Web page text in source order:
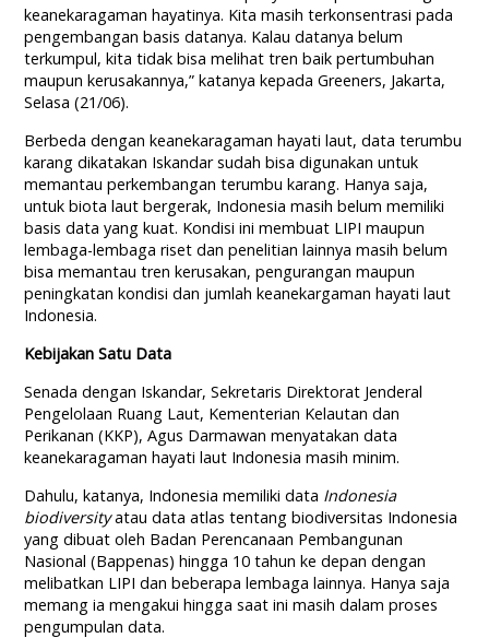
keanekaragaman hayatinya. Kita masih terkonsentrasi pada
pengembangan basis datanya. Kalau datanya belum
terkumpul, kita tidak bisa melihat tren baik pertumbuhan
maupun kerusakannya,” katanya kepada Greeners, Jakarta,
Selasa (21/06).
Berbeda dengan keanekaragaman hayati laut, data terumbu
karang dikatakan Iskandar sudah bisa digunakan untuk
memantau perkembangan terumbu karang. Hanya saja,
untuk biota laut bergerak, Indonesia masih belum memiliki
basis data yang kuat. Kondisi ini membuat LIPI maupun
lembaga-lembaga riset dan penelitian lainnya masih belum
bisa memantau tren kerusakan, pengurangan maupun
peningkatan kondisi dan jumlah keanekargaman hayati laut
Indonesia.
Kebijakan Satu Data
Senada dengan Iskandar, Sekretaris Direktorat Jenderal
Pengelolaan Ruang Laut, Kementerian Kelautan dan
Perikanan (KKP), Agus Darmawan menyatakan data
keanekaragaman hayati laut Indonesia masih minim.
Dahulu, katanya, Indonesia memiliki data Indonesia
biodiversityatau data atlas tentang biodiversitas Indonesia
yang dibuat oleh Badan Perencanaan Pembangunan
Nasional (Bappenas) hingga 10 tahun ke depan dengan
melibatkan LIPI dan beberapa lembaga lainnya. Hanya saja
memang ia mengakui hingga saat ini masih dalam proses
pengumpulan data.